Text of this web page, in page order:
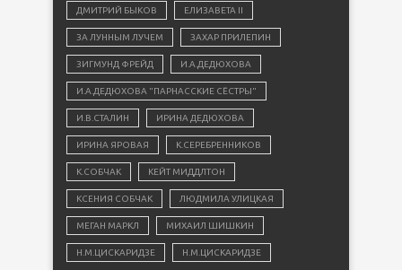
ДМИТРИЙ БЫКОВ ЕЛИЗАВЕТА II
ЗА ЛУННЫМ ЛУЧЕМ ЗАХАР ПРИЛЕПИН
ЗИГМУНД ФРЕЙД И.А.ДЕДЮХОВА
И.А.ДЕДЮХОВА "ПАРНАССКИЕ СЁСТРЫ"
И.В.СТАЛИН ИРИНА ДЕДЮХОВА
ИРИНА ЯРОВАЯ К.СЕРЕБРЕННИКОВ
К.СОБЧАК КЕЙТ МИДДЛТОН
КСЕНИЯ СОБЧАК ЛЮДМИЛА УЛИЦКАЯ
МЕГАН МАРКЛ МИХАИЛ ШИШКИН
Н.М.ЦИСКАРИДЗЕ Н.М.ЦИСКАРИДЗЕ